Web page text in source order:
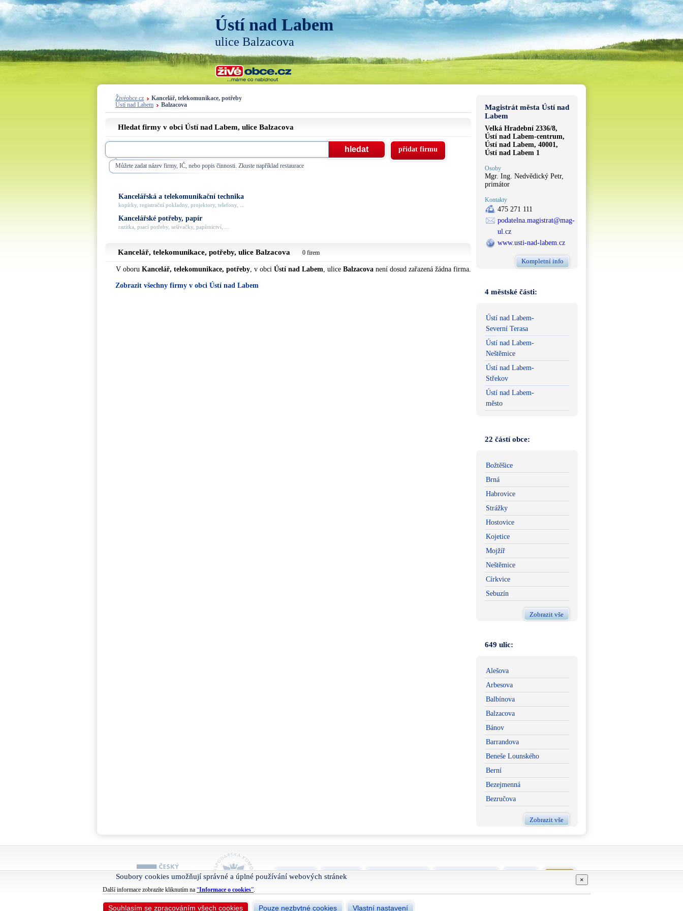
Ústí nad Labem
ulice Balzacova
Živéobce.cz
Kancelář, telekomunikace, potřeby
Ústí nad Labem
Balzacova
Hledat firmy v obci Ústí nad Labem, ulice Balzacova
Můžete zadat název firmy, IČ, nebo popis činnosti. Zkuste například restaurace
přidat firmu
Kancelářská a telekomunikační technika
kopírky, registrační pokladny, projektory, telefony, ...
Kancelářské potřeby, papír
razítka, psací potřeby, sešívačky, papírnictví, ...
Kancelář, telekomunikace, potřeby, ulice Balzacova 0 firem
V oboru Kancelář, telekomunikace, potřeby, v obci Ústí nad Labem, ulice Balzacova není dosud zařazená žádna firma.
Zobrazit všechny firmy v obci Ústí nad Labem
Magistrát města Ústí nad
Labem
Velká Hradební 2336/8,
Ústí nad Labem-centrum,
Ústí nad Labem, 40001,
Ústí nad Labem 1
Osoby
Mgr. Ing. Nedvědický Petr,
primátor
Kontakty
475 271 111
podatelna.magistrat@mag-
ul.cz
www.usti-nad-labem.cz
Kompletní info
4 městské části:
Ústí nad Labem-
Severní Terasa
Ústí nad Labem-
Neštěmice
Ústí nad Labem-
Střekov
Ústí nad Labem-
město
22 částí obce:
Božtěšice
Brná
Habrovice
Strážky
Hostovice
Kojetice
Mojžíř
Neštěmice
Církvice
Sebuzín
Zobrazit vše
649 ulic:
Alešova
Arbesova
Balbínova
Balzacova
Bánov
Barrandova
Beneše Lounského
Berní
Bezejmenná
Bezručova
Zobrazit vše
O projektu Nápověda Podmínky užívání Smluvní podmínky Kontakt
×
Soubory cookies umožňují správné a úplné používání webových stránek
Další informace zobrazíte kliknutím na “Informace o cookies”.
Souhlasím se zpracováním všech cookies Pouze nezbytné cookies Vlastní nastavení